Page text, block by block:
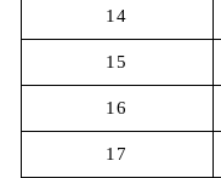
14
15
16
17